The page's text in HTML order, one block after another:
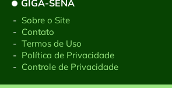
GIGA-SENA
- Sobre o Site
- Contato
- Termos de Uso
- Política de Privacidade
- Controle de Privacidade